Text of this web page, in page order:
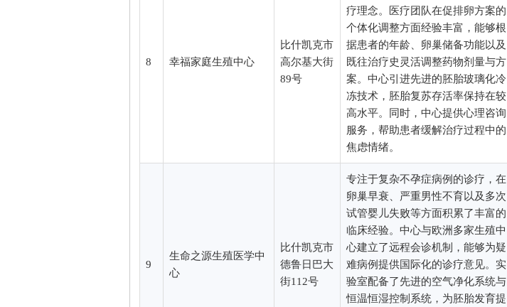
8 幸福家庭生殖中心
比什凯克市
高尔基大街
89号
疗理念。医疗团队在促排卵方案的
个体化调整方面经验丰富，能够根
据患者的年龄、卵巢储备功能以及
既往治疗史灵活调整药物剂量与方
案。中心引进先进的胚胎玻璃化冷
冻技术，胚胎复苏存活率保持在较
高水平。同时，中心提供心理咨询
服务，帮助患者缓解治疗过程中的
焦虑情绪。
9
生命之源生殖医学中
心
比什凯克市
德鲁日巴大
街112号
专注于复杂不孕症病例的诊疗，在
卵巢早衰、严重男性不育以及多次
试管婴儿失败等方面积累了丰富的
临床经验。中心与欧洲多家生殖中
心建立了远程会诊机制，能够为疑
难病例提供国际化的诊疗意见。实
验室配备了先进的空气净化系统与
恒温恒湿控制系统，为胚胎发育提